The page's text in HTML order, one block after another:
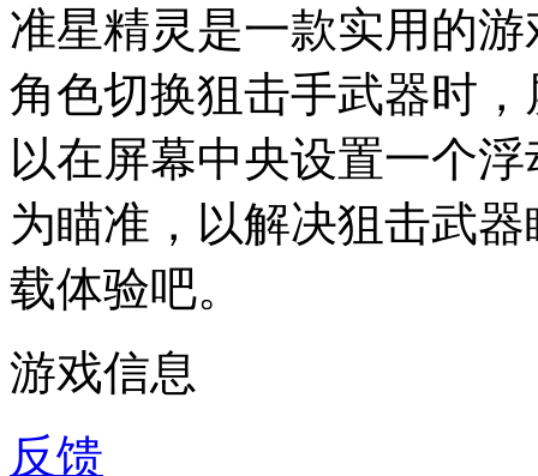
准星精灵是一款实用的
角色切换狙击手武器时
以在屏幕中央设置一个
为瞄准，以解决狙击武
载体验吧。
游戏信息
反馈